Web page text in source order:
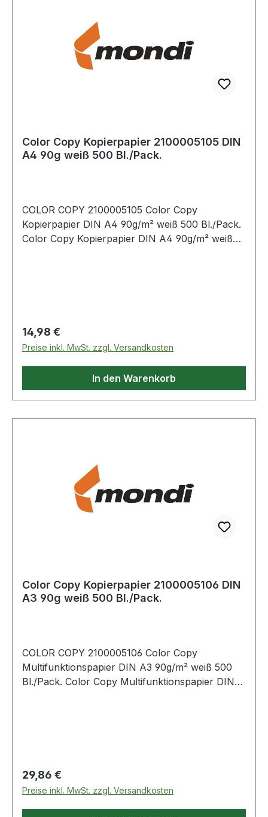
Color Copy Kopierpapier 2100005105 DIN
A4 90g weiß 500 Bl./Pack.
COLOR COPY 2100005105 Color Copy
Kopierpapier DIN A4 90g/m² weiß 500 Bl./Pack.
Color Copy Kopierpapier DIN A4 90g/m² weiß
Regulärer Preis:
14,98 €
Preise inkl. MwSt. zzgl. Versandkosten
In den Warenkorb
Color Copy Kopierpapier 2100005106 DIN
A3 90g weiß 500 Bl./Pack.
COLOR COPY 2100005106 Color Copy
Multifunktionspapier DIN A3 90g/m² weiß 500
Bl./Pack. Color Copy Multifunktionspapier DIN
Regulärer Preis:
29,86 €
Preise inkl. MwSt. zzgl. Versandkosten